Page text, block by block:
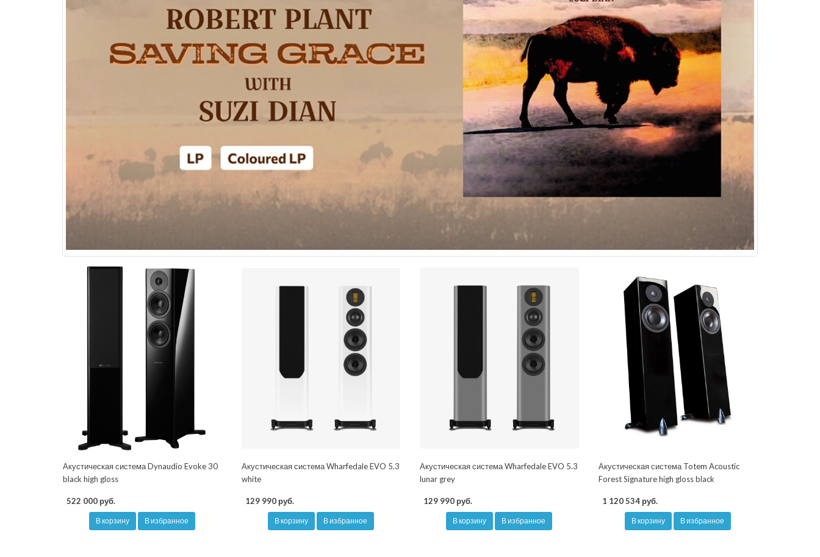
Акустическая система Dynaudio Evoke 30
black high gloss
522 000 руб.
В корзину В избранное
Акустическая система Wharfedale EVO 5.3
white
129 990 руб.
В корзину В избранное
Акустическая система Wharfedale EVO 5.3
lunar grey
129 990 руб.
В корзину В избранное
Акустическая система Totem Acoustic
Forest Signature high gloss black
1 120 534 руб.
В корзину В избранное